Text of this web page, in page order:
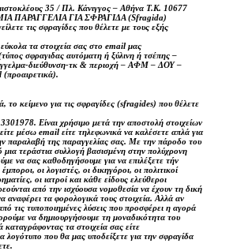
35 / Πλ. Κάνιγγος – Αθήνα Τ.Κ. 10677
ΠΑΡΑΓΓΕΛΙΑ ΓΙΑ ΣΦΡΑΓΙΔΑ (Sfragida)
τις σφραγίδες που θέλετε με τους εξής
τα στοιχεία σας στο email μας
σφραγιδας αυτόματη ή ξύλινη ή τσέπης –
διεύθυνση-τκ & περιοχή – ΑΦΜ – ΔΟΥ –
το κείμενο για τις σφραγίδες (sfragides) που θέλετε
Είναι χρήσιμο μετά την αποστολή στοιχείων
μέσω email είτε τηλεφωνικά να καλέσετε απλά για
παραλαβή της παραγγελίας σας. Με την πάροδο του
τεράστια συλλογή βασισμένη στην πολύχρονη
να σας καθοδηγήσουμε για να επιλέξετε τήν
οι λογιστές, οι δικηγόροι, οι πολιτικοί
οι ιατροί και κάθε είδους ελεύθεροι
από την ισχύουσα νομοθεσία να έχουν τη δική
αναφέρει τα φορολογικά τους στοιχεία. Αλλά αν
τις τυποποιημένες λύσεις που προσφέρει η αγορά
να δημιουργήσουμε τη μοναδικότητα του
καταγράφοντας τα στοιχεία σας είτε
λογότυπο που θα μας υποδείξετε για την σφραγίδα